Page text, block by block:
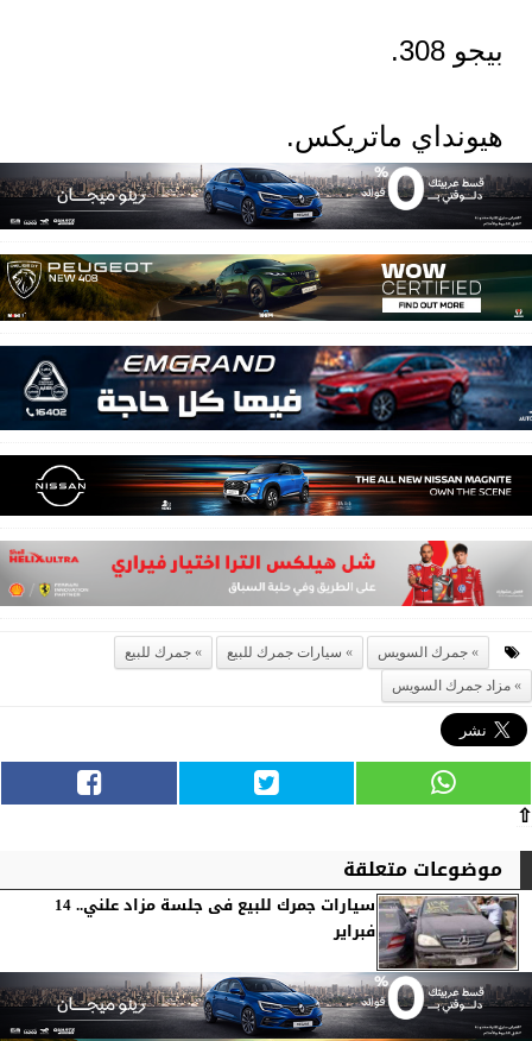
بيجو 308.
هيونداي ماتريكس.
جمرك السويس سيارات جمرك للبيع
جمرك للبيع
مزاد جمرك السويس
⇧
موضوعات متعلقة
سيارات جمرك للبيع فى جلسة مزاد علني.. 14
فبراير